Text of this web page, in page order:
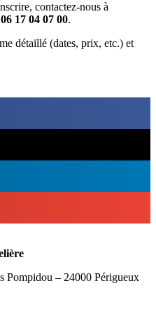
contactez-nous à
06 17 04 07 00.
détaillé (dates, prix, etc.) et
Pompidou – 24000 Périgueux